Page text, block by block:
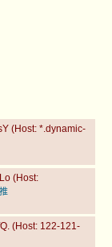
(Host: *.dynamic-
(Host:
推
(Host: 122-121-